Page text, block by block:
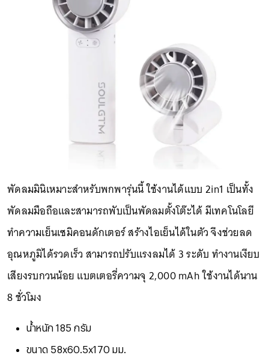
พัดลมมินิเหมาะสำหรับพกพารุ่นนี้ ใช้งานได้แบบ 2in1 เป็นทั้ง
พัดลมมือถือและสามารถพับเป็นพัดลมตั้งโต๊ะได้ มีเทคโนโลยี
ทำความเย็นเซมิคอนดักเตอร์ สร้างไอเย็นได้ในตัว จึงช่วยลด
อุณหภูมิได้รวดเร็ว สามารถปรับแรงลมได้ 3 ระดับ ทำงานเงียบ
เสียงรบกวนน้อย แบตเตอรี่ความจุ 2,000 mAh ใช้งานได้นาน
8 ชั่วโมง
น้ำหนัก 185 กรัม
ขนาด 58x60.5x170 มม.